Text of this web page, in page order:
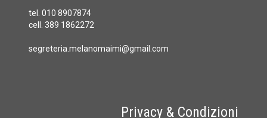
tel. 010 8907874
cell. 389 1862272
segreteria.melanomaimi@gmail.com
Privacy & Condizioni